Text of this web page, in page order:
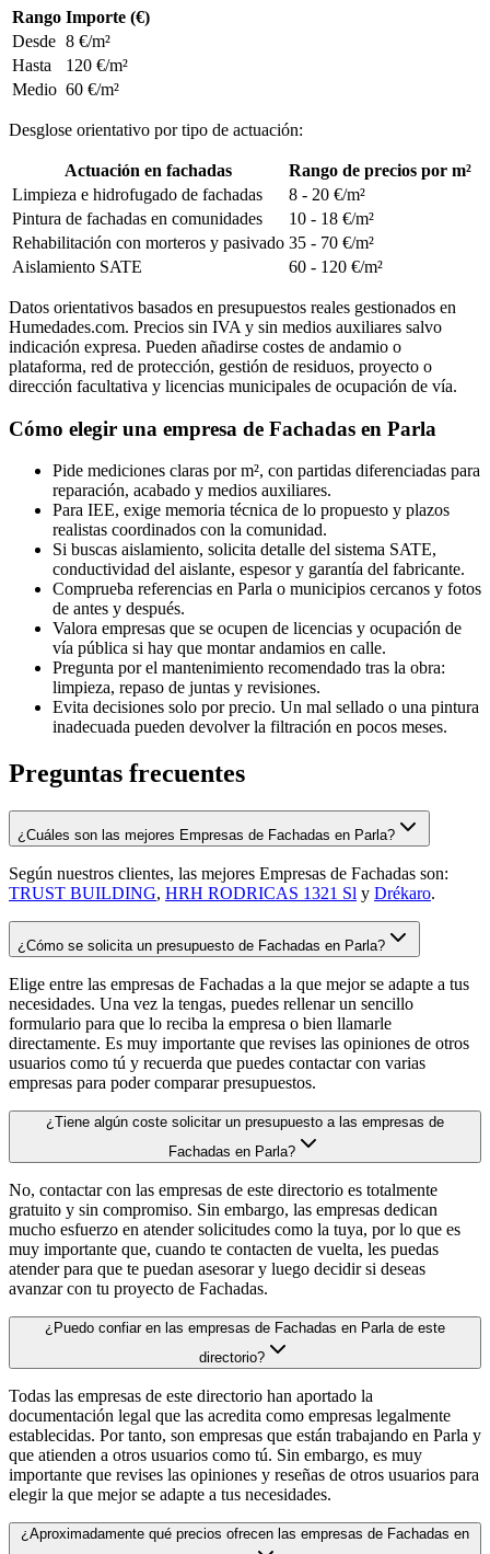
Rango Importe (€)
Desde 8 €/m²
Hasta
120 €/m²
Medio 60 €/m²
Desglose orientativo por tipo de actuación:
Actuación en fachadas
Rango de precios por m²
Limpieza e hidrofugado de fachadas
8 - 20 €/m²
Pintura de fachadas en comunidades
10 - 18 €/m²
Rehabilitación con morteros y pasivado 35 - 70 €/m²
Aislamiento SATE
60 - 120 €/m²
Datos orientativos basados en presupuestos reales gestionados en
Humedades.com. Precios sin IVA y sin medios auxiliares salvo
indicación expresa. Pueden añadirse costes de andamio o
plataforma, red de protección, gestión de residuos, proyecto o
dirección facultativa y licencias municipales de ocupación de vía.
Cómo elegir una empresa de Fachadas en Parla
Pide mediciones claras por m², con partidas diferenciadas para
reparación, acabado y medios auxiliares.
Para IEE, exige memoria técnica de lo propuesto y plazos
realistas coordinados con la comunidad.
Si buscas aislamiento, solicita detalle del sistema SATE,
conductividad del aislante, espesor y garantía del fabricante.
Comprueba referencias en Parla o municipios cercanos y fotos
de antes y después.
Valora empresas que se ocupen de licencias y ocupación de
vía pública si hay que montar andamios en calle.
Pregunta por el mantenimiento recomendado tras la obra:
limpieza, repaso de juntas y revisiones.
Evita decisiones solo por precio. Un mal sellado o una pintura
inadecuada pueden devolver la filtración en pocos meses.
Preguntas frecuentes
¿Cuáles son las mejores Empresas de Fachadas en Parla?
Según nuestros clientes, las mejores Empresas de Fachadas son:
TRUST BUILDING, HRH RODRICAS 1321 Sl y Drékaro.
¿Cómo se solicita un presupuesto de Fachadas en Parla?
Elige entre las empresas de Fachadas a la que mejor se adapte a tus
necesidades. Una vez la tengas, puedes rellenar un sencillo
formulario para que lo reciba la empresa o bien llamarle
directamente. Es muy importante que revises las opiniones de otros
usuarios como tú y recuerda que puedes contactar con varias
empresas para poder comparar presupuestos.
¿Tiene algún coste solicitar un presupuesto a las empresas de
Fachadas en Parla?
No, contactar con las empresas de este directorio es totalmente
gratuito y sin compromiso. Sin embargo, las empresas dedican
mucho esfuerzo en atender solicitudes como la tuya, por lo que es
muy importante que, cuando te contacten de vuelta, les puedas
atender para que te puedan asesorar y luego decidir si deseas
avanzar con tu proyecto de Fachadas.
¿Puedo confiar en las empresas de Fachadas en Parla de este
directorio?
Todas las empresas de este directorio han aportado la
documentación legal que las acredita como empresas legalmente
establecidas. Por tanto, son empresas que están trabajando en Parla y
que atienden a otros usuarios como tú. Sin embargo, es muy
importante que revises las opiniones y reseñas de otros usuarios para
elegir la que mejor se adapte a tus necesidades.
¿Aproximadamente qué precios ofrecen las empresas de Fachadas en